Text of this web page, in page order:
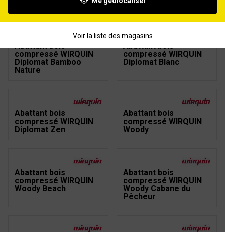
WIRQUIN Diplomat noir
résistance
compressé WIRQUIN
Diplomat Bamboo
Nature
compressé WIRQUIN
Diplomat Blanc
Abattant bois
compressé WIRQUIN
Diplomat Zen
Abattant bois
compressé WIRQUIN
Woody
Abattant bois
compressé WIRQUIN
Woody Beach
Abattant bois
compressé WIRQUIN
Woody Cabane du
Pêcheur
Voir la liste des magasins